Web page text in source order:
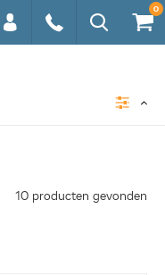
0
10 producten gevonden